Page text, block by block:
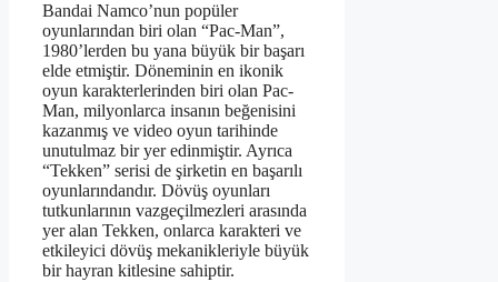
Bandai Namco’nun popüler
oyunlarından biri olan “Pac-Man”,
1980’lerden bu yana büyük bir başarı
elde etmiştir. Döneminin en ikonik
oyun karakterlerinden biri olan Pac-
Man, milyonlarca insanın beğenisini
kazanmış ve video oyun tarihinde
unutulmaz bir yer edinmiştir. Ayrıca
“Tekken” serisi de şirketin en başarılı
oyunlarındandır. Dövüş oyunları
tutkunlarının vazgeçilmezleri arasında
yer alan Tekken, onlarca karakteri ve
etkileyici dövüş mekanikleriyle büyük
bir hayran kitlesine sahiptir.